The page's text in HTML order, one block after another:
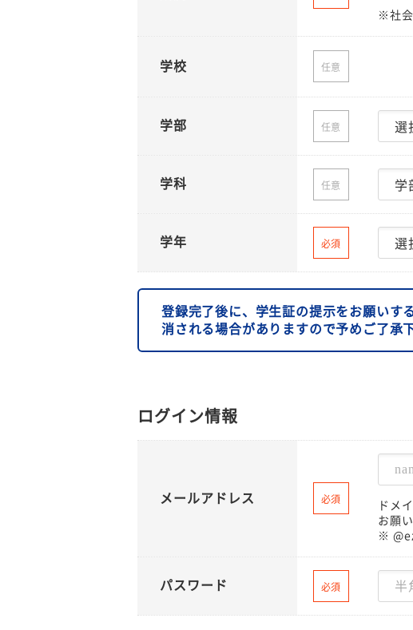
※社会
学校 任意
学部 任意
学科 任意
学年 必須
登録完了後に、学生証の提示をお願いす
消される場合がありますので予めご了承
ログイン情報
メールアドレス 必須
ドメ
お願
※
パスワード 必須